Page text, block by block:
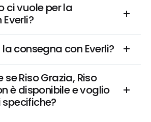
ci vuole per la
consegna con Everli?
Riso Grazia, Riso
è disponibile e voglio